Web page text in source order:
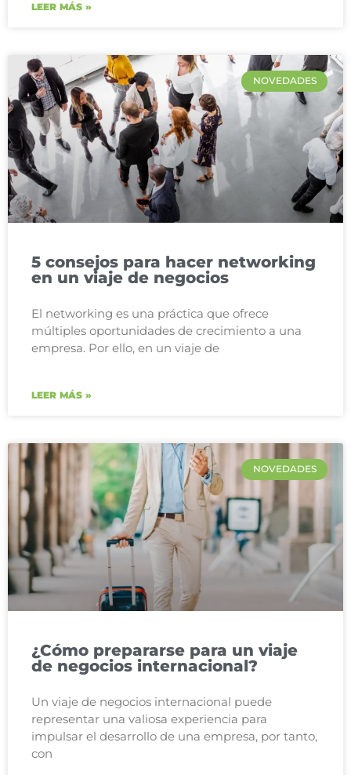
LEER MÁS »
NOVEDADES
5 consejos para hacer networking
en un viaje de negocios
El networking es una práctica que ofrece
múltiples oportunidades de crecimiento a una
empresa. Por ello, en un viaje de
LEER MÁS »
NOVEDADES
¿Cómo prepararse para un viaje
de negocios internacional?
Un viaje de negocios internacional puede
representar una valiosa experiencia para
impulsar el desarrollo de una empresa, por tanto,
con